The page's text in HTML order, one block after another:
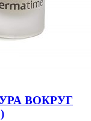
ВОКРУГ